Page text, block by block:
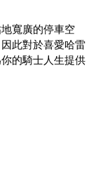
寬廣的停車空
此對於喜愛哈雷
你的騎士人生提供